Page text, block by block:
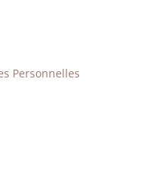
Personnelles